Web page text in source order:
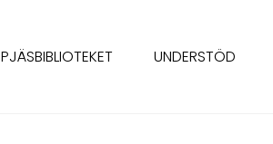
PJÄSBIBLIOTEKET UNDERSTÖD